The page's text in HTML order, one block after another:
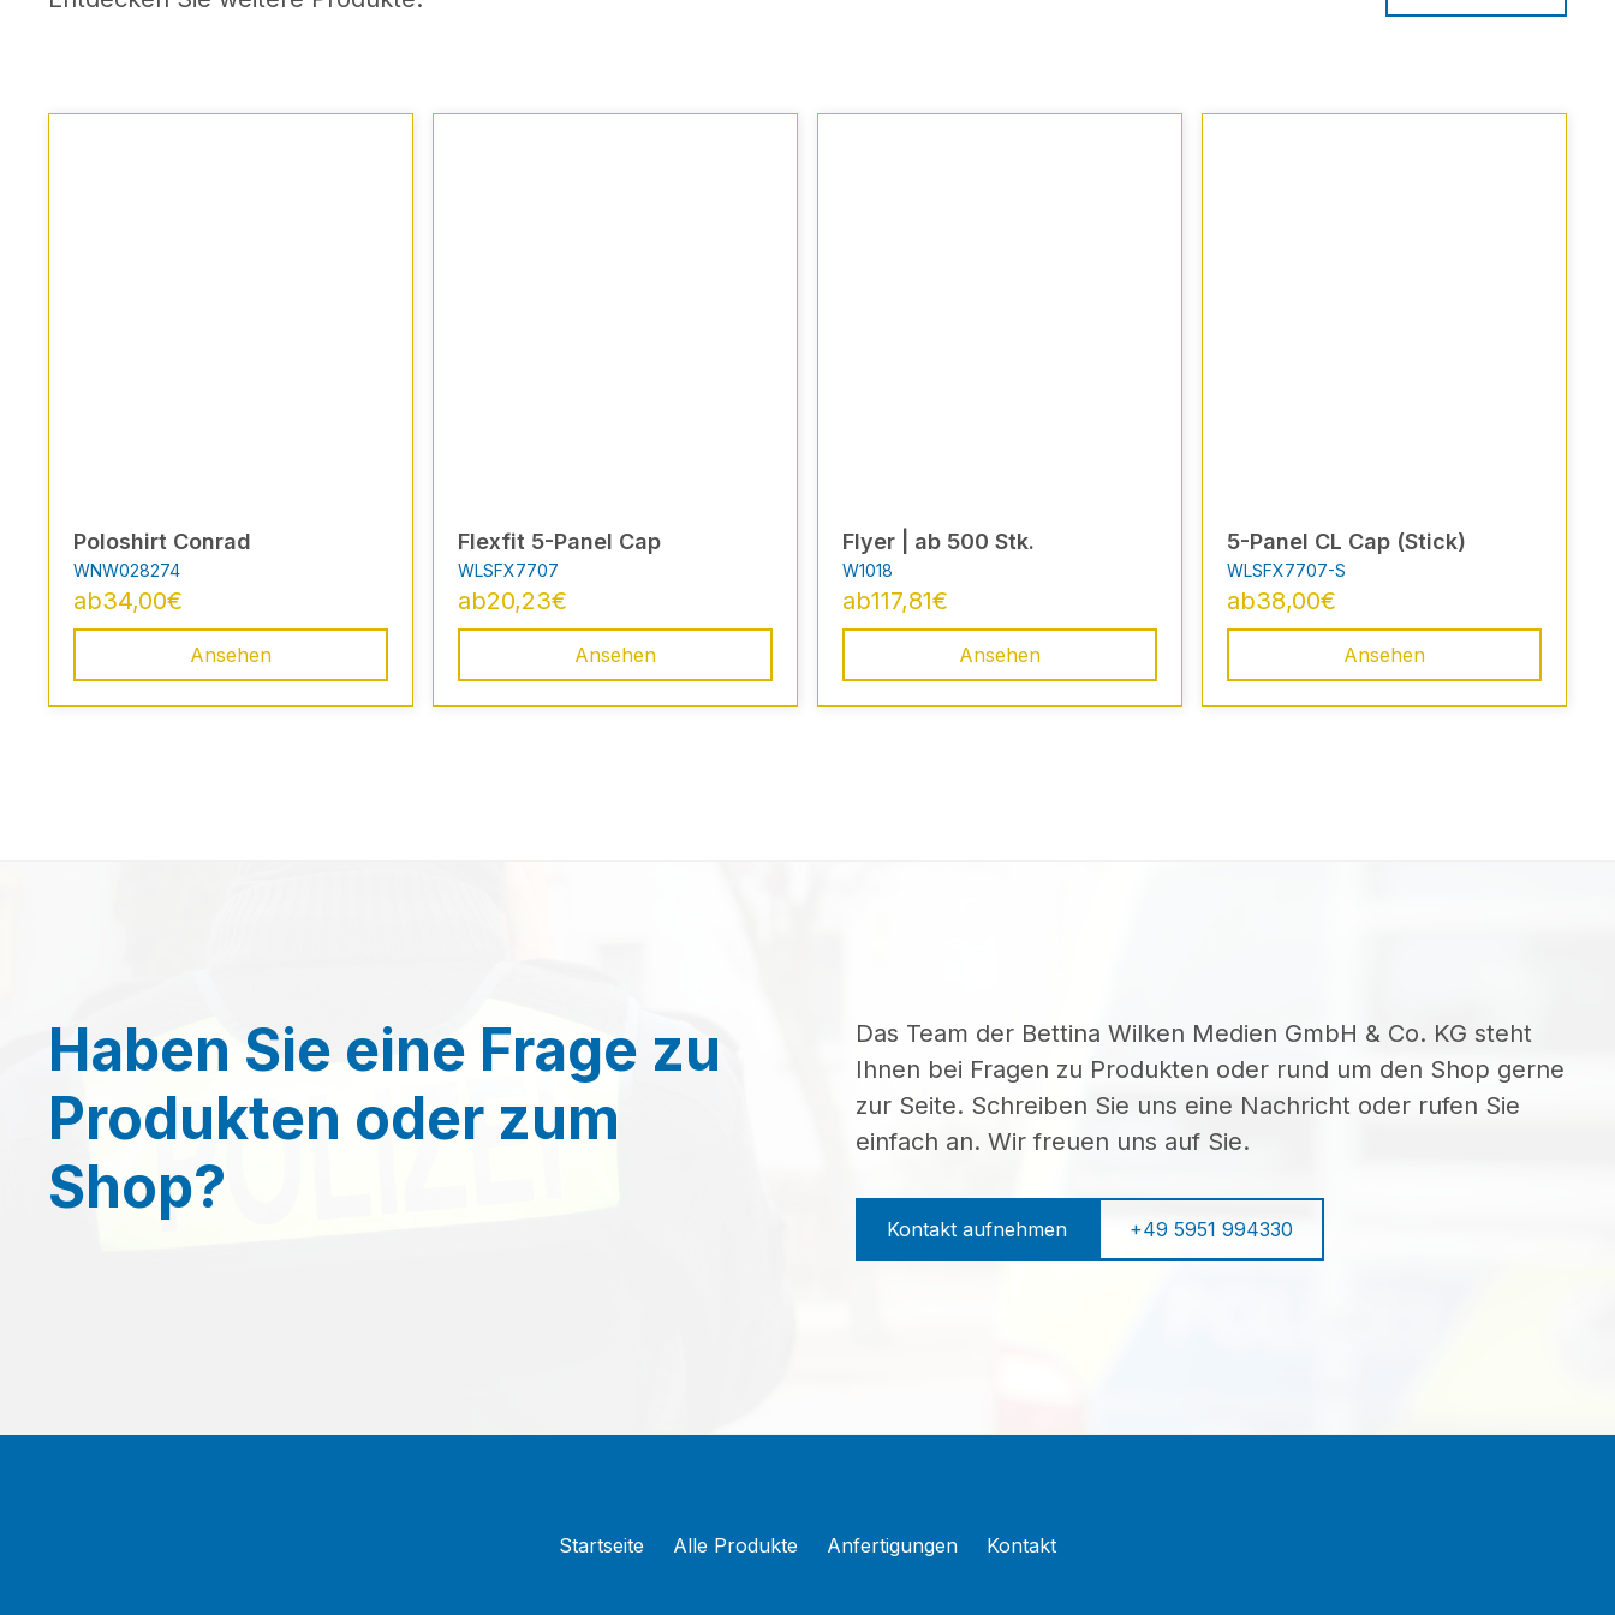
Poloshirt Conrad
WNW028274
ab34,00€
Ansehen
Flexfit 5-Panel Cap
WLSFX7707
ab20,23€
Ansehen
Flyer | ab 500 Stk.
W1018
ab117,81€
Ansehen
5-Panel CL Cap (Stick)
WLSFX7707-S
ab38,00€
Ansehen
Haben Sie eine Frage zu
Produkten oder zum
Shop?
Das Team der Bettina Wilken Medien GmbH & Co. KG steht
Ihnen bei Fragen zu Produkten oder rund um den Shop gerne
zur Seite. Schreiben Sie uns eine Nachricht oder rufen Sie
einfach an. Wir freuen uns auf Sie.
Kontakt aufnehmen +49 5951 994330
Startseite Alle Produkte Anfertigungen Kontakt